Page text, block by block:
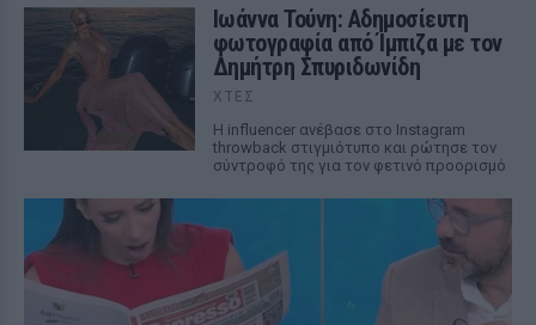
Ιωάννα Τούνη: Αδημοσίευτη
φωτογραφία από Ίμπιζα με τον
Δημήτρη Σπυριδωνίδη
ΧΤΕΣ
Η influencer ανέβασε στο Instagram
throwback στιγμιότυπο και ρώτησε τον
σύντροφό της για τον φετινό προορισμό